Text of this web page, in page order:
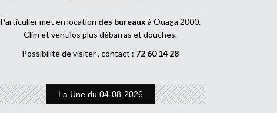
Particulier met en location des bureaux à Ouaga 2000.
Clim et ventilos plus débarras et douches.
Possibilité de visiter , contact : 72 60 14 28
La Une du 04-08-2026